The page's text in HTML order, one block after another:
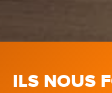
ILS NOUS